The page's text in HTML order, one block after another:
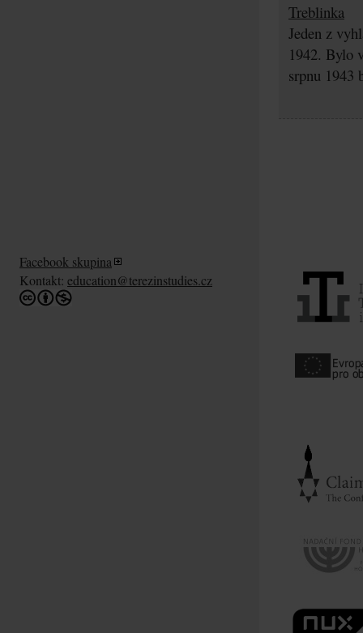
Treblinka
Jeden z
1942. Bylo
srpnu 1943
Facebook skupina
Kontakt: education@terezinstudies.cz